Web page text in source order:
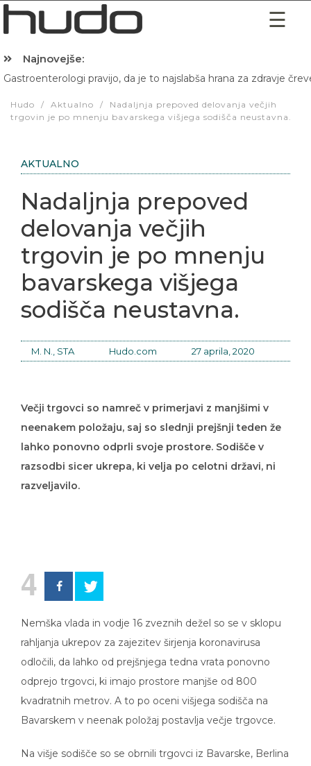
Najnovejše:
Gastroenterologi pravijo, da je to najslabša hrana za zdravje
Hudo / Aktualno /
Nadaljnja prepoved delovanja večjih
trgovin je po mnenju bavarskega višjega sodišča neustavna.
AKTUALNO
Nadaljnja prepoved
delovanja večjih
trgovin je po mnenju
bavarskega višjega
sodišča neustavna.
M. N., STA Hudo.com 27 aprila, 2020
Večji trgovci so namreč v primerjavi z manjšimi v
neenakem položaju, saj so slednji prejšnji teden že
lahko ponovno odprli svoje prostore. Sodišče v
razsodbi sicer ukrepa, ki velja po celotni državi, ni
razveljavilo.
4
Nemška vlada in vodje 16 zveznih dežel so se v sklopu
rahljanja ukrepov za zajezitev širjenja koronavirusa
odločili, da lahko od prejšnjega tedna vrata ponovno
odprejo trgovci, ki imajo prostore manjše od 800
kvadratnih metrov. A to po oceni višjega sodišča na
Bavarskem v neenak položaj postavlja večje trgovce.
Na višje sodišče so se obrnili trgovci iz Bavarske, Berlina